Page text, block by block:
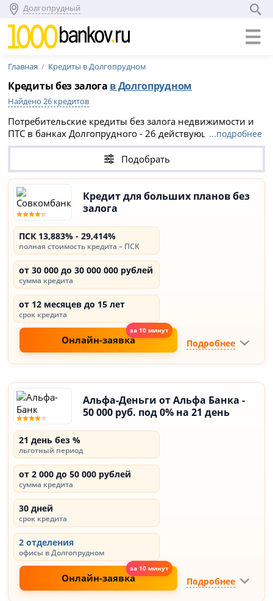
Долгопрудный
Главная Кредиты в Долгопрудном
Кредиты без залога в Долгопрудном
Найдено 26 кредитов
Потребительские кредиты без залога недвижимости и
ПТС в банках Долгопрудного - 26 действующих
предложений 2026 года на портале 1000банков.ру.
Сравните условия и подберите выгодный кредит без
залога и поручителей. В городе Долгопрудный
максимальная сумма кредита 40 000 000 руб. на срок до
15 лет.
...подробнее
Подобрать
Кредит для больших планов без
залога
ПСК 13,883% - 29,414%
полная стоимость кредита – ПСК
от 30 000 до 30 000 000 рублей
сумма кредита
от 12 месяцев до 15 лет
срок кредита
Онлайн-заявка Подробнее
Альфа-Деньги от Альфа Банка -
50 000 руб. под 0% на 21 день
21 день без %
льготный период
от 2 000 до 50 000 рублей
сумма кредита
30 дней
срок кредита
2 отделения
офисы в Долгопрудном
Онлайн-заявка Подробнее